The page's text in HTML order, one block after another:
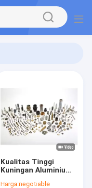
Kualitas Tinggi
Kuningan Aluminium
Harga:negotiable